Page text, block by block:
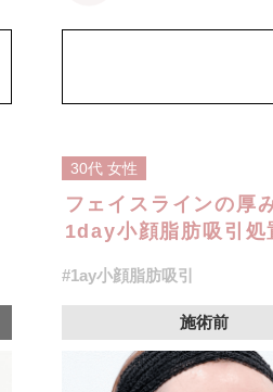
顔の脂肪吸引箇所の追加 1ヶ所
30代 女性
フェイスラインの厚
1day小顔脂肪吸引処
#1ay小顔脂肪吸引
施術前